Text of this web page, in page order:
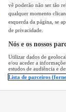
vê poderão não ser tão
qualquer momento
esquerda da página, se
de privacidade.
Nós e os nossos
Utilizar dados de
e/ou aceder a
estudos de audiência e
Lista de parceiros